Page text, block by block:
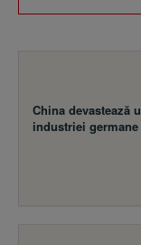
China devastează
industriei germane